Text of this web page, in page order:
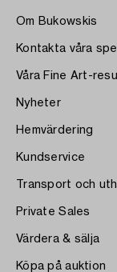
Om Bukowskis
Kontakta våra
Våra Fine Art-
Nyheter
Hemvärdering
Kundservice
Transport och
Private Sales
Värdera & sälja
Köpa på auktion